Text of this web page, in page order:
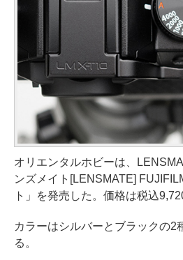
オリエンタルホビーは、
ンズメイト[LENSMATE]
ト」を発売した。価格は税込
カラーはシルバーとブラックの2
る。